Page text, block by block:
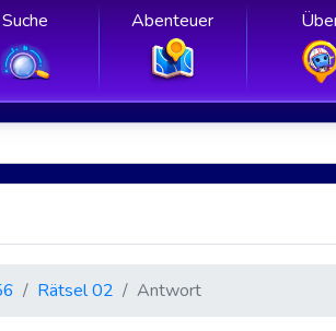
Suche Abenteuer
Rätsel 02 Antwort